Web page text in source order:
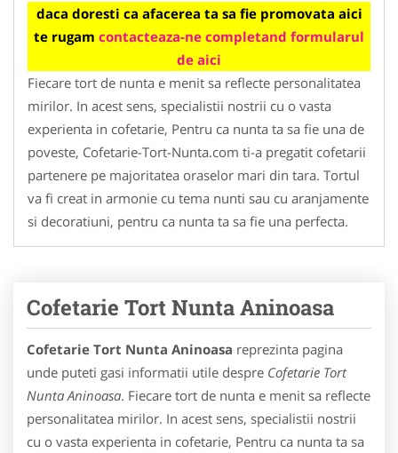
daca doresti ca afacerea ta sa fie promovata aici
te rugam contacteaza-ne completand formularul
de aici
Fiecare tort de nunta e menit sa reflecte personalitatea
mirilor. In acest sens, specialistii nostrii cu o vasta
experienta in cofetarie, Pentru ca nunta ta sa fie una de
poveste, Cofetarie-Tort-Nunta.com ti-a pregatit cofetarii
partenere pe majoritatea oraselor mari din tara. Tortul
va fi creat in armonie cu tema nunti sau cu aranjamente
si decoratiuni, pentru ca nunta ta sa fie una perfecta.
Cofetarie Tort Nunta Aninoasa
Cofetarie Tort Nunta Aninoasa reprezinta pagina
unde puteti gasi informatii utile despre Cofetarie Tort
Nunta Aninoasa. Fiecare tort de nunta e menit sa reflecte
personalitatea mirilor. In acest sens, specialistii nostrii
cu o vasta experienta in cofetarie, Pentru ca nunta ta sa